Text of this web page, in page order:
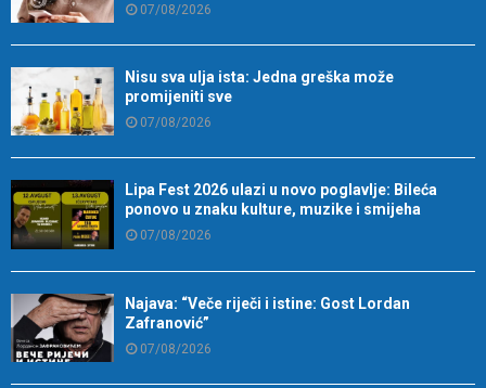
07/08/2026
Nisu sva ulja ista: Jedna greška može
promijeniti sve
07/08/2026
Lipa Fest 2026 ulazi u novo poglavlje: Bileća
ponovo u znaku kulture, muzike i smijeha
07/08/2026
Najava: “Veče riječi i istine: Gost Lordan
Zafranović”
07/08/2026